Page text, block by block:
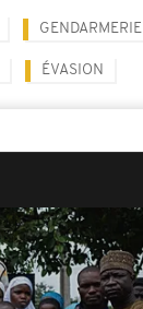
GENDARMERIE
ÉVASION